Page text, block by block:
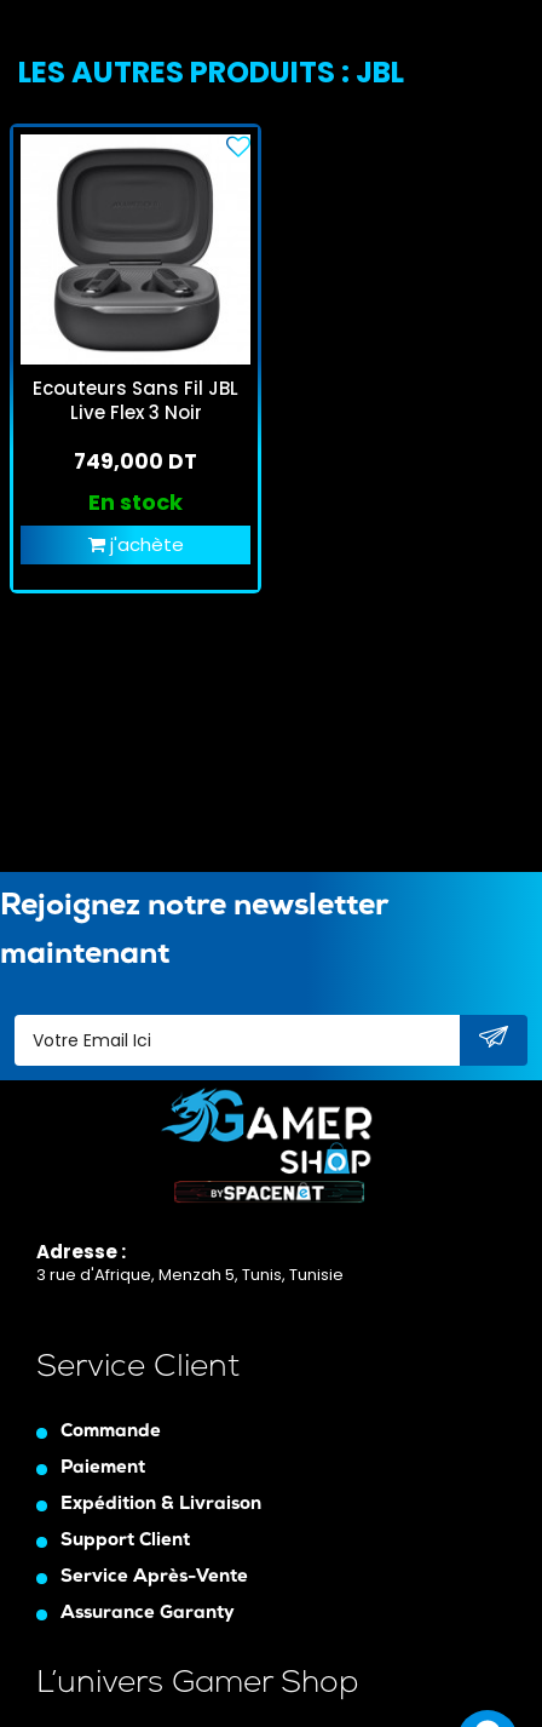
LES AUTRES PRODUITS : JBL
Ecouteurs Sans Fil JBL
Live Flex 3 Noir
749,000 DT
En stock
j'achète
Rejoignez notre newsletter
maintenant
Adresse :
3 rue d'Afrique, Menzah 5, Tunis, Tunisie
Service Client
Commande
Paiement
Expédition & Livraison
Support Client
Service Après-Vente
Assurance Garanty
L’univers Gamer Shop